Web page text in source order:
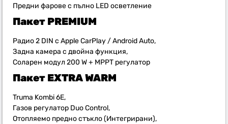
Предни фарове с пълно LED осветление
Пакет PREMIUM
Радио 2 DIN с Apple CarPlay / Android Auto,
Задна камера с двойна функция,
Соларен модул 200 W + MPPT регулатор
Пакет EXTRA WARM
Truma Kombi 6E,
Газов регулатор Duo Control,
Отопляемо предно стъкло (Интегрирани),